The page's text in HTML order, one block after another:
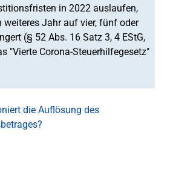
in 2022 auslaufen,
weiteres Jahr auf vier, fünf oder
(§ 52 Abs. 16 Satz 3, 4 EStG,
"Vierte Corona-Steuerhilfegesetz"
die Auflösung des